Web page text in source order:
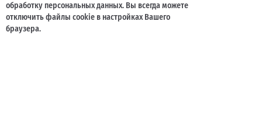
Спецпредложения
Услуги
Блог
обработку персональных данных. Вы всегда можете
отключить файлы cookie в настройках Вашего
браузера.